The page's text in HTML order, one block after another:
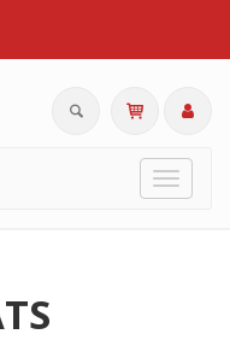
Toggle